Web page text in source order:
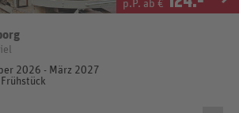
p.P. ab €
2026 - März 2027